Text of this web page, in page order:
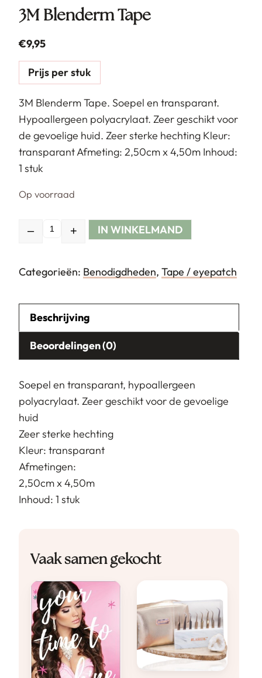
3M Blenderm Tape
€9,95
Prijs per stuk
3M Blenderm Tape. Soepel en transparant.
Hypoallergeen polyacrylaat. Zeer geschikt voor
de gevoelige huid. Zeer sterke hechting Kleur:
transparant Afmeting: 2,50cm x 4,50m Inhoud:
1 stuk
Op voorraad
Hoeveelheid
– + IN WINKELMAND
Categorieën: Benodigdheden, Tape / eyepatch
Beschrijving
Beoordelingen (0)
Soepel en transparant, hypoallergeen
polyacrylaat. Zeer geschikt voor de gevoelige
huid
Zeer sterke hechting
Kleur: transparant
Afmetingen:
2,50cm x 4,50m
Inhoud: 1 stuk
Vaak samen gekocht